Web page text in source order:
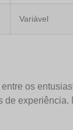
Variável
os
experiência.